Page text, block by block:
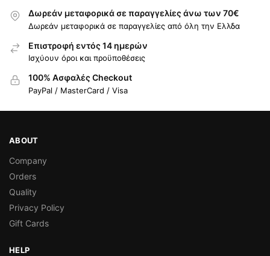
Δωρεάν μεταφορικά σε παραγγελίες άνω των 70€
Δωρεάν μεταφορικά σε παραγγελίες από όλη την Ελλδα
Επιστροφή εντός 14 ημερών
Ισχύουν όροι και προϋποθέσεις
100% Ασφαλές Checkout
PayPal / MasterCard / Visa
ABOUT
Company
Orders
Quality
Privacy Policy
Gift Cards
HELP